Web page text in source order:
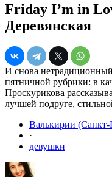
Friday I’m in
Деревянская
И снова
пятничной рубрики: в
Проскурикова
лучшей подруге,
Валькирии (Санкт-
·
девушки